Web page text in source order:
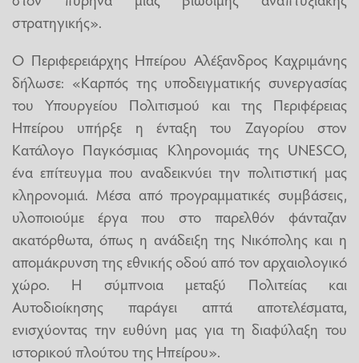
στρατηγικής».
Ο Περιφερειάρχης Ηπείρου Αλέξανδρος Καχριμάνης
δήλωσε: «Καρπός της υποδειγματικής συνεργασίας
του Υπουργείου Πολιτισμού και της Περιφέρειας
Ηπείρου υπήρξε η ένταξη του Ζαγορίου στον
Κατάλογο Παγκόσμιας Κληρονομιάς της UNESCO,
ένα επίτευγμα που αναδεικνύει την πολιτιστική μας
κληρονομιά. Μέσα από προγραμματικές συμβάσεις,
υλοποιούμε έργα που στο παρελθόν φάνταζαν
ακατόρθωτα, όπως η ανάδειξη της Νικόπολης και η
απομάκρυνση της εθνικής οδού από τον αρχαιολογικό
χώρο. Η σύμπνοια μεταξύ Πολιτείας και
Αυτοδιοίκησης παράγει απτά αποτελέσματα,
ενισχύοντας την ευθύνη μας για τη διαφύλαξη του
ιστορικού πλούτου της Ηπείρου».